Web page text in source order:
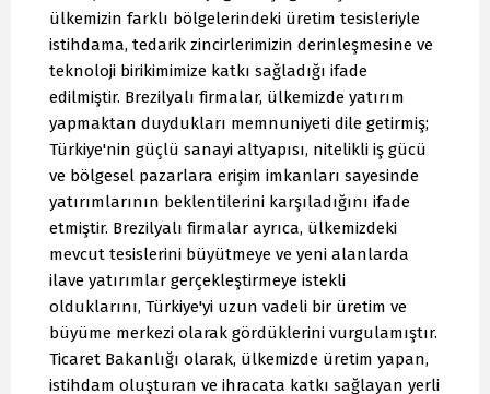
ülkemizin farklı bölgelerindeki üretim tesisleriyle
istihdama, tedarik zincirlerimizin derinleşmesine ve
teknoloji birikimimize katkı sağladığı ifade
edilmiştir. Brezilyalı firmalar, ülkemizde yatırım
yapmaktan duydukları memnuniyeti dile getirmiş;
Türkiye'nin güçlü sanayi altyapısı, nitelikli iş gücü
ve bölgesel pazarlara erişim imkanları sayesinde
yatırımlarının beklentilerini karşıladığını ifade
etmiştir. Brezilyalı firmalar ayrıca, ülkemizdeki
mevcut tesislerini büyütmeye ve yeni alanlarda
ilave yatırımlar gerçekleştirmeye istekli
olduklarını, Türkiye'yi uzun vadeli bir üretim ve
büyüme merkezi olarak gördüklerini vurgulamıştır.
Ticaret Bakanlığı olarak, ülkemizde üretim yapan,
istihdam oluşturan ve ihracata katkı sağlayan yerli